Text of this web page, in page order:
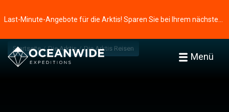
Menü
Startseite Die Arktis Die Arktis Reisen